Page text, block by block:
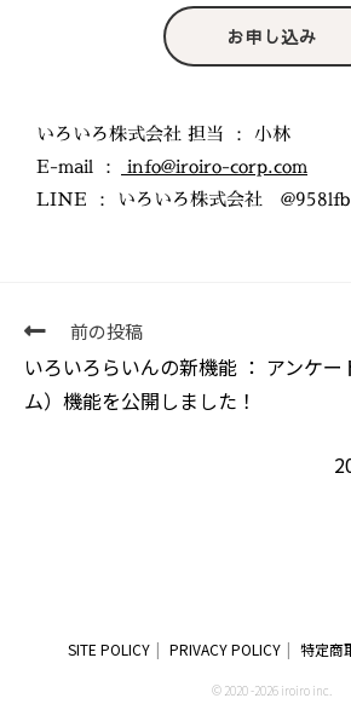
お申し込み
いろいろ株式会社 担当 ： 小林
E-mail ：
info@iroiro-corp.com
LINE ： いろいろ株式会社
前の投稿
いろいろらいんの新機能 ： アンケ
ム）機能を公開しました！
SITE POLICY PRIVACY POLICY 特定商
© 2020 -2026 iroiro inc.